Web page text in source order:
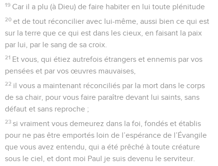
19 Car il a plu (à Dieu) de faire habiter en lui toute plénitude
20 et de tout réconcilier avec lui-même, aussi bien ce qui est
sur la terre que ce qui est dans les cieux, en faisant la paix
par lui, par le sang de sa croix.
21 Et vous, qui étiez autrefois étrangers et ennemis par vos
pensées et par vos œuvres mauvaises,
22 il vous a maintenant réconciliés par la mort dans le corps
de sa chair, pour vous faire paraître devant lui saints, sans
défaut et sans reproche ;
23 si vraiment vous demeurez dans la foi, fondés et établis
pour ne pas être emportés loin de l’espérance de l’Évangile
que vous avez entendu, qui a été prêché à toute créature
sous le ciel, et dont moi Paul je suis devenu le serviteur.